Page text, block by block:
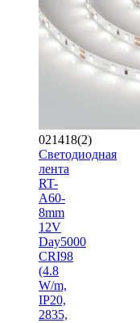
021418(2)
Светодиодная
лента
RT-
A60-
8mm
12V
Day5000
CRI98
(4.8
W/m,
IP20,
2835,